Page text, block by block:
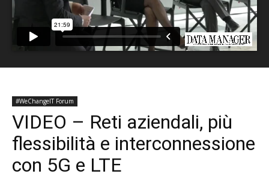
#WeChangeIT Forum
VIDEO – Reti aziendali, più
flessibilità e interconnessione
con 5G e LTE